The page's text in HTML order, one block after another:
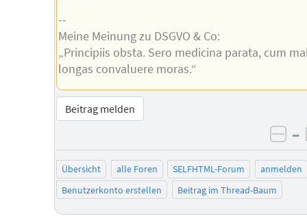
--
Meine Meinung zu DSGVO & Co:
„Principiis obsta. Sero medicina parata, cum
longas convaluere moras.“
Beitrag melden
–
Übersicht alle Foren SELFHTML-Forum
anmelden
Benutzerkonto erstellen
Beitrag im Thread-Baum